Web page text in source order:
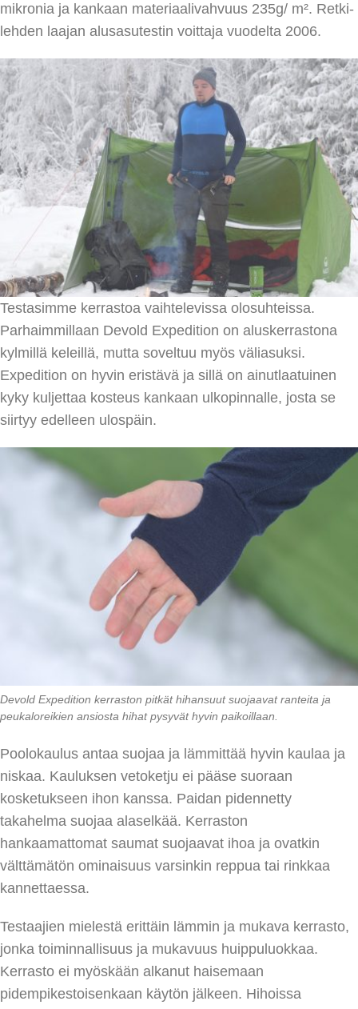
mikronia ja kankaan materiaalivahvuus 235g/ m². Retki-
lehden laajan alusasutestin voittaja vuodelta 2006.
Testasimme kerrastoa vaihtelevissa olosuhteissa.
Parhaimmillaan Devold Expedition on aluskerrastona
kylmillä keleillä, mutta soveltuu myös väliasuksi.
Expedition on hyvin eristävä ja sillä on ainutlaatuinen
kyky kuljettaa kosteus kankaan ulkopinnalle, josta se
siirtyy edelleen ulospäin.
Devold Expedition kerraston pitkät hihansuut suojaavat ranteita ja
peukaloreikien ansiosta hihat pysyvät hyvin paikoillaan.
Poolokaulus antaa suojaa ja lämmittää hyvin kaulaa ja
niskaa. Kauluksen vetoketju ei pääse suoraan
kosketukseen ihon kanssa. Paidan pidennetty
takahelma suojaa alaselkää. Kerraston
hankaamattomat saumat suojaavat ihoa ja ovatkin
välttämätön ominaisuus varsinkin reppua tai rinkkaa
kannettaessa.
Testaajien mielestä erittäin lämmin ja mukava kerrasto,
jonka toiminnallisuus ja mukavuus huippuluokkaa.
Kerrasto ei myöskään alkanut haisemaan
pidempikestoisenkaan käytön jälkeen. Hihoissa